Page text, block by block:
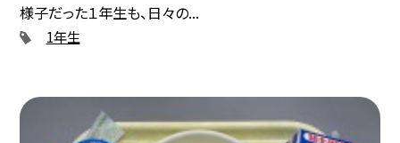
様子だった１年生も、日々の...
1年生